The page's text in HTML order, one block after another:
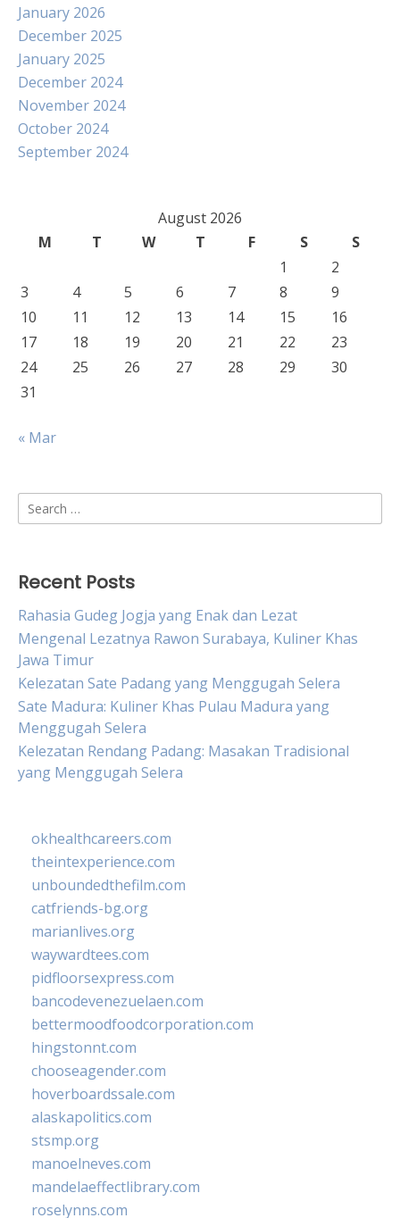
January 2026
December 2025
January 2025
December 2024
November 2024
October 2024
September 2024
August 2026
M
T W T F S
S
1
2
3
4 5 6 7 8
9
10
11 12 13 14 15
16
17
18 19 20 21 22
23
24
25 26 27 28 29
30
31
« Mar
Search
for:
Recent Posts
Rahasia Gudeg Jogja yang Enak dan Lezat
Mengenal Lezatnya Rawon Surabaya, Kuliner Khas
Jawa Timur
Kelezatan Sate Padang yang Menggugah Selera
Sate Madura: Kuliner Khas Pulau Madura yang
Menggugah Selera
Kelezatan Rendang Padang: Masakan Tradisional
yang Menggugah Selera
okhealthcareers.com
theintexperience.com
unboundedthefilm.com
catfriends-bg.org
marianlives.org
waywardtees.com
pidfloorsexpress.com
bancodevenezuelaen.com
bettermoodfoodcorporation.com
hingstonnt.com
chooseagender.com
hoverboardssale.com
alaskapolitics.com
stsmp.org
manoelneves.com
mandelaeffectlibrary.com
roselynns.com